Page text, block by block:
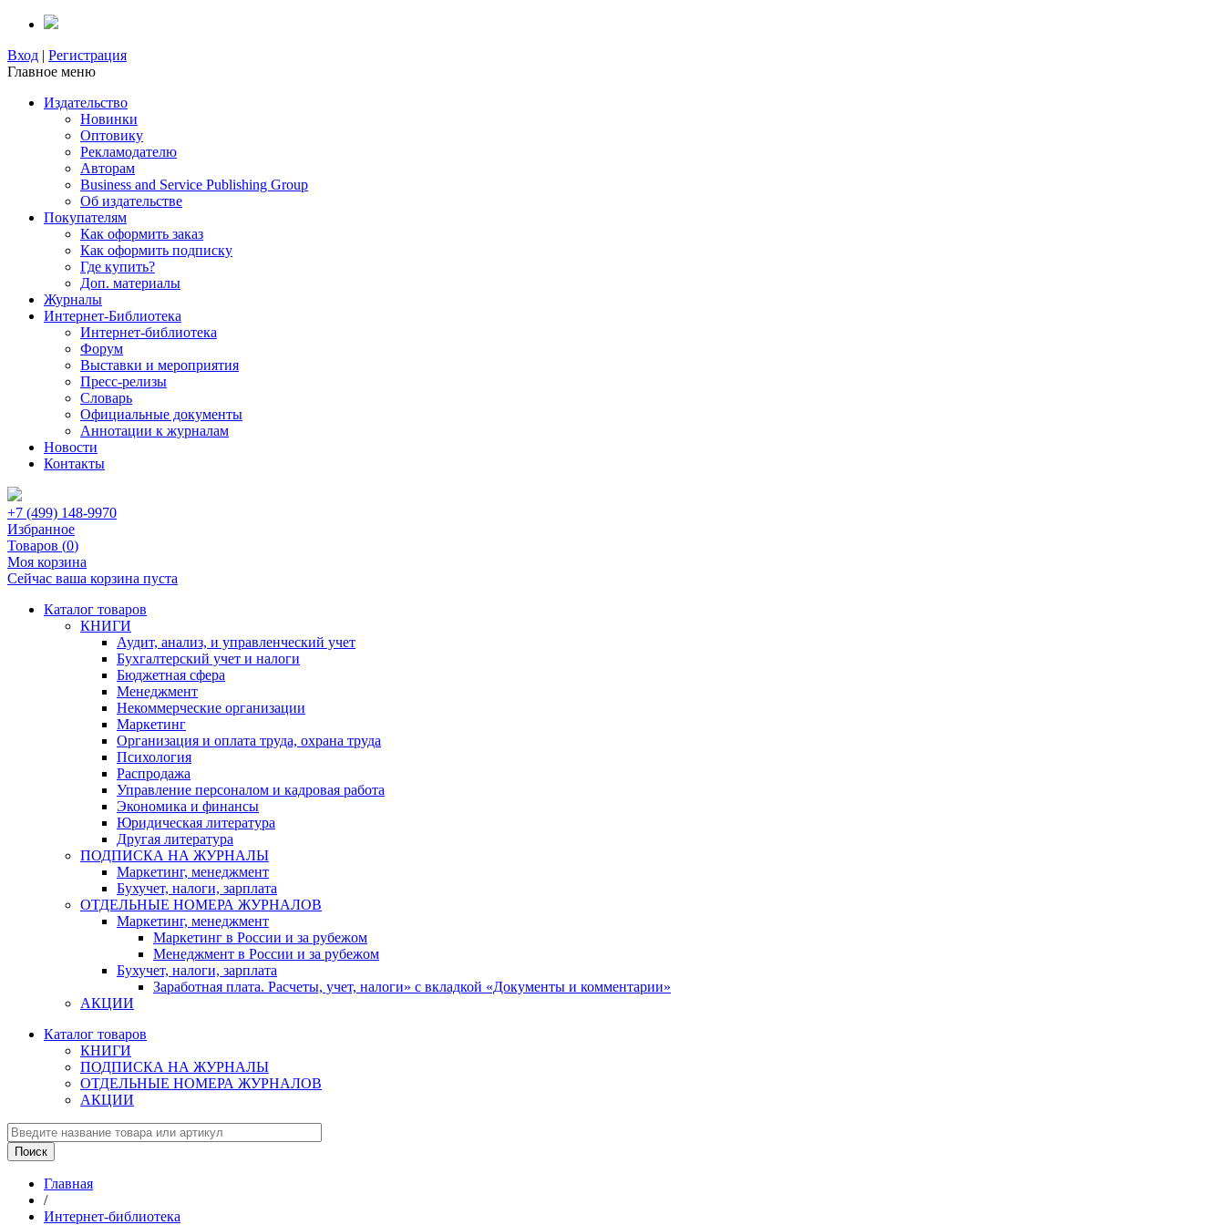
Вход | Регистрация
Главное меню
Издательство
Новинки
Оптовику
Рекламодателю
Авторам
Business and Service Publishing Group
Об издательстве
Покупателям
Как оформить заказ
Как оформить подписку
Где купить?
Доп. материалы
Журналы
Интернет-Библиотека
Интернет-библиотека
Форум
Выставки и мероприятия
Пресс-релизы
Словарь
Официальные документы
Аннотации к журналам
Новости
Контакты
+7 (499) 148-9970
Избранное
Товаров (0)
Моя корзина
Сейчас ваша корзина пуста
Каталог товаров
КНИГИ
Аудит, анализ, и управленческий учет
Бухгалтерский учет и налоги
Бюджетная сфера
Менеджмент
Некоммерческие организации
Маркетинг
Организация и оплата труда, охрана труда
Психология
Распродажа
Управление персоналом и кадровая работа
Экономика и финансы
Юридическая литература
Другая литература
ПОДПИСКА НА ЖУРНАЛЫ
Маркетинг, менеджмент
Бухучет, налоги, зарплата
ОТДЕЛЬНЫЕ НОМЕРА ЖУРНАЛОВ
Маркетинг, менеджмент
Маркетинг в России и за рубежом
Менеджмент в России и за рубежом
Бухучет, налоги, зарплата
Заработная плата. Расчеты, учет, налоги» с вкладкой «Документы и комментарии»
АКЦИИ
Каталог товаров
КНИГИ
ПОДПИСКА НА ЖУРНАЛЫ
ОТДЕЛЬНЫЕ НОМЕРА ЖУРНАЛОВ
АКЦИИ
Главная
/
Интернет-библиотека